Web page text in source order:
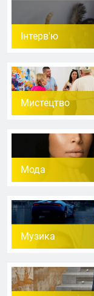
Інтерв'ю
Мистецтво
Мода
Музика